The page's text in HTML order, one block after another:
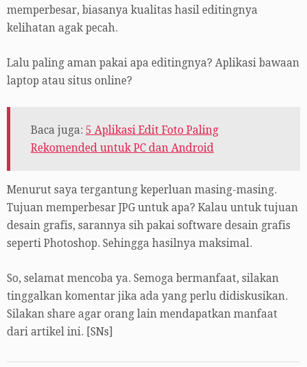
memperbesar, biasanya kualitas hasil editingnya
kelihatan agak pecah.
Lalu paling aman pakai apa editingnya? Aplikasi bawaan
laptop atau situs online?
Baca juga: 5 Aplikasi Edit Foto Paling
Rekomended untuk PC dan Android
Menurut saya tergantung keperluan masing-masing.
Tujuan memperbesar JPG untuk apa? Kalau untuk tujuan
desain grafis, sarannya sih pakai software desain grafis
seperti Photoshop. Sehingga hasilnya maksimal.
So, selamat mencoba ya. Semoga bermanfaat, silakan
tinggalkan komentar jika ada yang perlu didiskusikan.
Silakan share agar orang lain mendapatkan manfaat
dari artikel ini. [SNs]